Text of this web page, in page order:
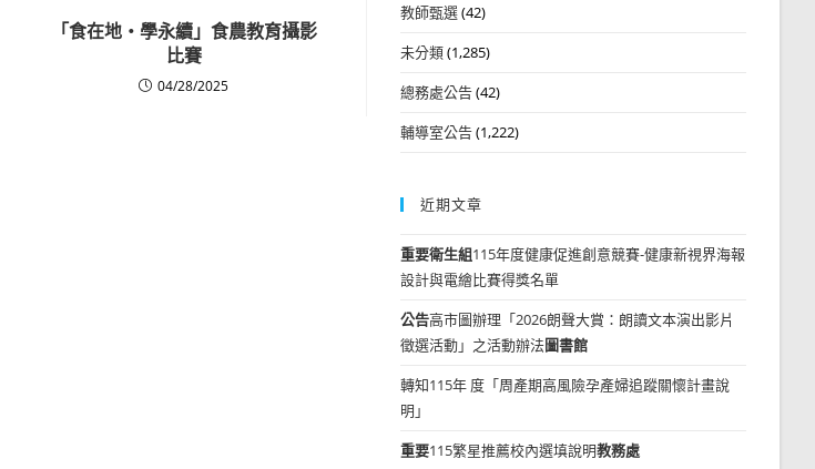
「食在地・學永續」食農教育攝影
比賽
04/28/2025
教師甄選(42)
未分類(1,285)
總務處公告(42)
輔導室公告(1,222)
近期文章
重要衛生組115年度健康促進創意競賽-健康新視界海報
設計與電繪比賽得獎名單
公告高市圖辦理「2026朗聲大賞：朗讀文本演出影片
徵選活動」之活動辦法圖書館
轉知115年 度「周產期高風險孕產婦追蹤關懷計畫說
明」
重要115繁星推薦校內選填說明教務處